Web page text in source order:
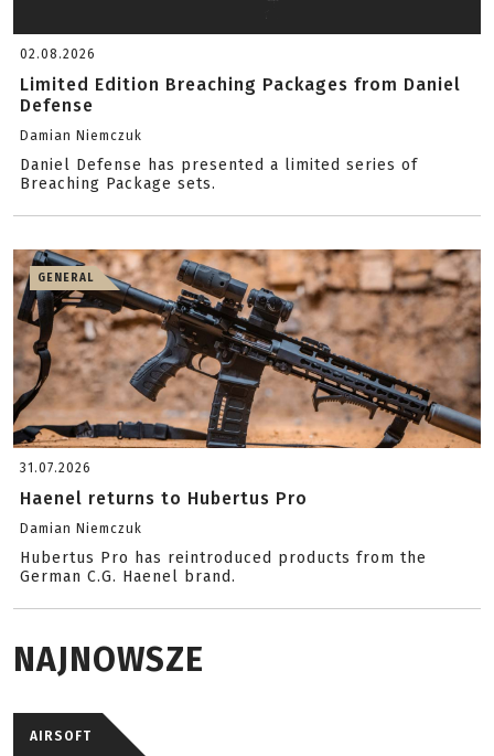
02.08.2026
Limited Edition Breaching Packages from Daniel
Defense
Damian Niemczuk
Daniel Defense has presented a limited series of
Breaching Package sets.
GENERAL
31.07.2026
Haenel returns to Hubertus Pro
Damian Niemczuk
Hubertus Pro has reintroduced products from the
German C.G. Haenel brand.
NAJNOWSZE
AIRSOFT